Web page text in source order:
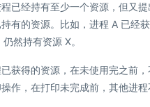
程已经持有至少一个资源，但又
有的资源。比如，进程 A 已经
然持有资源 X。
已获得的资源，在未使用完之前
作，在打印未完成前，其他进程